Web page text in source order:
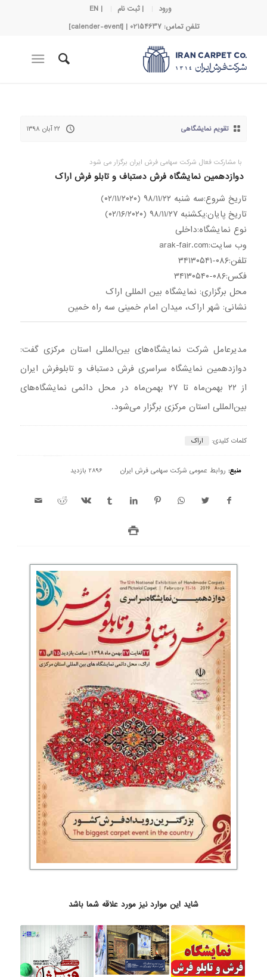
ورود | ثبت نام
| EN
تلفن تماس: 02154637 | [calender-event]
تقویم نمایشگاهی ۲۲ آبان ۱۳۹۸
با مشارکت فعال شرکت سهامی فرش ایران برگزار می شود
دوازدهمین نمایشگاه فرش دستباف و تابلو فرش اراک
تاریخ شروع:سه شنبه ۹۸/۱۱/۲۲ (۰۲/۱۱/۲۰۲۰)
تاریخ پایان:يكشنبه ۹۸/۱۱/۲۷ (۰۲/۱۶/۲۰۲۰)
نوع نمایشگاه:داخلی
وب سایت:arak-fair.com
تلفن:۰۸۶-۳۴۱۳۰۵۴۱
فکس:۰۸۶-۳۴۱۳۰۵۴۰
محل برگزاری: نمایشگاه بین المللی اراک
نشانی: شهر اراک، میدان امام خمینی سه راه خمین
مدیرعامل شرکت نمایشگاه‌های بین‌المللی استان مرکزی گفت:
دوازدهمین نمایشگاه سراسری فرش دستباف و تابلوفرش ایران
از ۲۲ بهمن‌ماه تا ۲۷ بهمن‌ماه در محل دائمی نمایشگاه‌های
بین‌المللی استان مرکزی برگزار می‌شود.
کلمات کلیدی: اراک
منبع: روابط عمومی شرکت سهامی فرش ایران 2896 بازدید
شاید این موارد نیز مورد علاقه شما باشد